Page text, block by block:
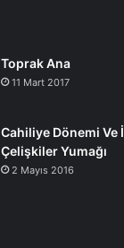
Toprak Ana
11 Mart 2017
Cahiliye Dönemi
Çelişkiler Yumağı
2 Mayıs 2016